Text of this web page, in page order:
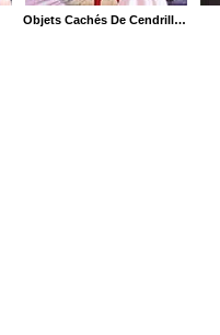
Objets Cachés De Cendrillon